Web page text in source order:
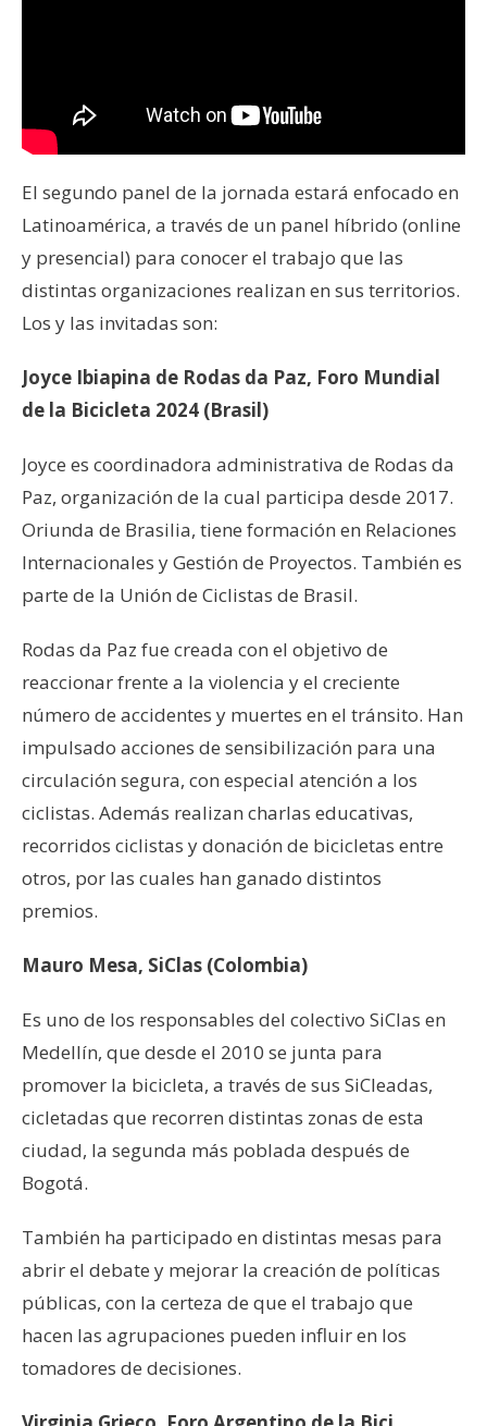
El segundo panel de la jornada estará enfocado en
Latinoamérica, a través de un panel híbrido (online
y presencial) para conocer el trabajo que las
distintas organizaciones realizan en sus territorios.
Los y las invitadas son:
Joyce Ibiapina de Rodas da Paz, Foro Mundial
de la Bicicleta 2024 (Brasil)
Joyce es coordinadora administrativa de Rodas da
Paz, organización de la cual participa desde 2017.
Oriunda de Brasilia, tiene formación en Relaciones
Internacionales y Gestión de Proyectos. También es
parte de la Unión de Ciclistas de Brasil.
Rodas da Paz fue creada con el objetivo de
reaccionar frente a la violencia y el creciente
número de accidentes y muertes en el tránsito. Han
impulsado acciones de sensibilización para una
circulación segura, con especial atención a los
ciclistas. Además realizan charlas educativas,
recorridos ciclistas y donación de bicicletas entre
otros, por las cuales han ganado distintos
premios.
Mauro Mesa, SiClas (Colombia)
Es uno de los responsables del colectivo SiClas en
Medellín, que desde el 2010 se junta para
promover la bicicleta, a través de sus SiCleadas,
cicletadas que recorren distintas zonas de esta
ciudad, la segunda más poblada después de
Bogotá.
También ha participado en distintas mesas para
abrir el debate y mejorar la creación de políticas
públicas, con la certeza de que el trabajo que
hacen las agrupaciones pueden influir en los
tomadores de decisiones.